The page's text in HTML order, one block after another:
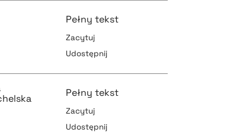
pobierz cytat
pobierz cytat
Pełny tekst
Zacytuj
Udostępnij
Pełny tekst
Zacytuj
Udostępnij